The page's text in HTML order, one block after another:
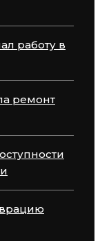
работу в
ремонт